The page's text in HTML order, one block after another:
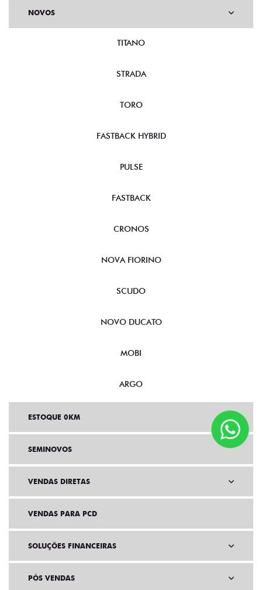
NOVOS
TITANO
STRADA
TORO
FASTBACK HYBRID
PULSE
FASTBACK
CRONOS
NOVA FIORINO
SCUDO
NOVO DUCATO
MOBI
ARGO
ESTOQUE 0KM
SEMINOVOS
VENDAS DIRETAS
VENDAS PARA PCD
SOLUÇÕES FINANCEIRAS
PÓS VENDAS